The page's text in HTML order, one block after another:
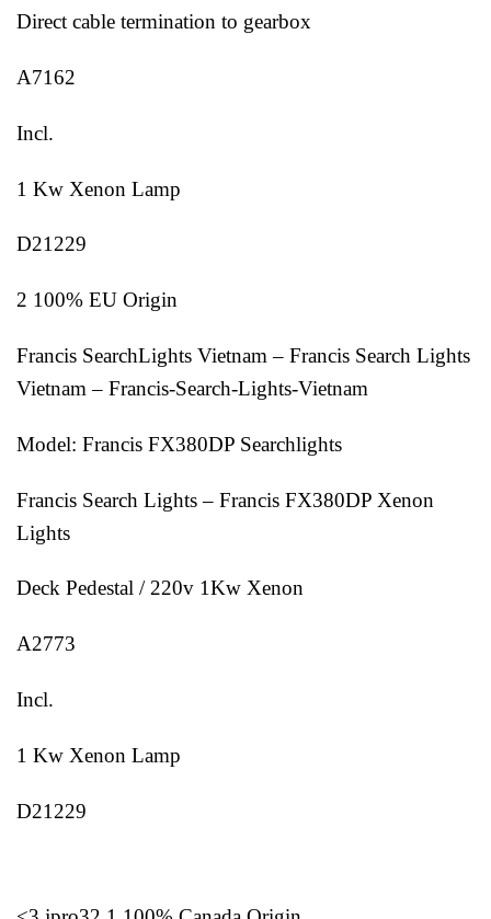
Direct cable termination to gearbox
A7162
Incl.
1 Kw Xenon Lamp
D21229
2 100% EU Origin
Francis SearchLights Vietnam – Francis Search Lights
Vietnam – Francis-Search-Lights-Vietnam
Model: Francis FX380DP Searchlights
Francis Search Lights – Francis FX380DP Xenon
Lights
Deck Pedestal / 220v 1Kw Xenon
A2773
Incl.
1 Kw Xenon Lamp
D21229